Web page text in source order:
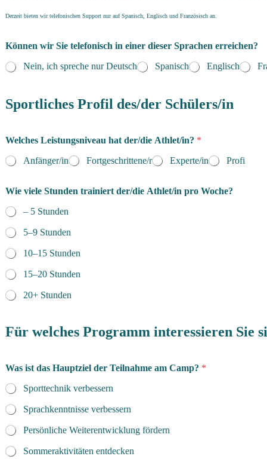
Derzeit bieten wir telefonischen Support nur auf Spanisch, Englisch und Französisch an.
Können wir Sie telefonisch in einer dieser Sprachen erreichen?
Nein, ich spreche nur Deutsch
Spanisch Englisch
Sportliches Profil des/der Schülers/in
Welches Leistungsniveau hat der/die Athlet/in? *
Anfänger/in
Fortgeschrittene/r Experte/in Profi
Wie viele Stunden trainiert der/die Athlet/in pro Woche?
– 5 Stunden
5–9 Stunden
10–15 Stunden
15–20 Stunden
20+ Stunden
Für welches Programm interessieren Sie
Was ist das Hauptziel der Teilnahme am Camp? *
Sporttechnik verbessern
Sprachkenntnisse verbessern
Persönliche Weiterentwicklung fördern
Sommeraktivitäten entdecken